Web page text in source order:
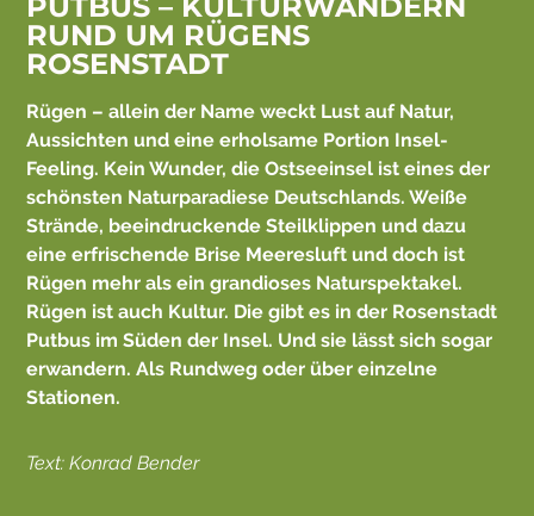
RUND UM RÜGENS
ROSENSTADT
Rügen – allein der Name weckt Lust auf Natur,
Aussichten und eine erholsame Portion Insel-
Feeling. Kein Wunder, die Ostseeinsel ist eines der
schönsten Naturparadiese Deutschlands. Weiße
Strände, beeindruckende Steilklippen und dazu
eine erfrischende Brise Meeresluft und doch ist
Rügen mehr als ein grandioses Naturspektakel.
Rügen ist auch Kultur. Die gibt es in der Rosenstadt
Putbus im Süden der Insel. Und sie lässt sich sogar
erwandern. Als Rundweg oder über einzelne
Stationen.
Text: Konrad Bender